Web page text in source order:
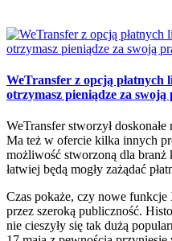
WeTransfer z opcją
otrzymasz pieniądze za swoją
WeTransfer stworzył
Ma też w ofercie kilka innych
możliwość stworzoną dla
łatwiej będą mogły zażądać
Czas pokaże, czy nowe
przez szeroką publiczność.
nie cieszyły się tak dużą